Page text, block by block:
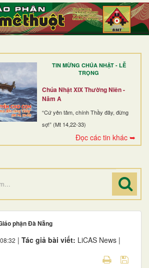
TIN MỪNG CHÚA NHẬT - LỄ
TRỌNG
Chúa Nhật XIX Thường Niên -
Năm A
“Cứ yên tâm, chính Thầy đây, đừng
sợ!” (Mt 14,22-33)
Đọc các tin khác ➥
phận Đà Nẵng
| Tác giả bài viết: LiCAS News |